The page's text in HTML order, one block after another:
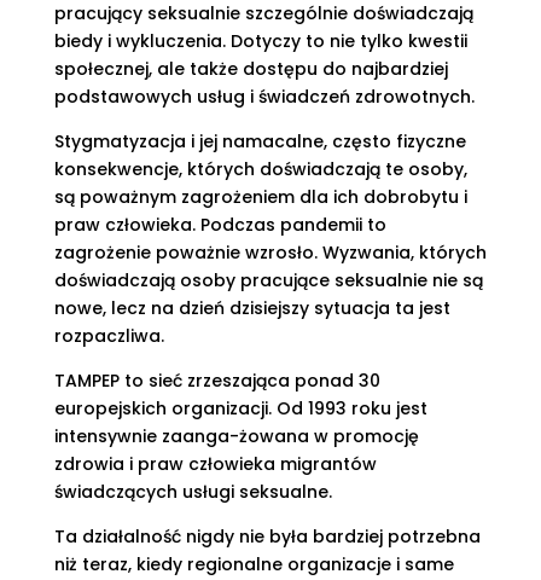
pracujący seksualnie szczególnie doświadczają
biedy i wykluczenia. Dotyczy to nie tylko kwestii
społecznej, ale także dostępu do najbardziej
podstawowych usług i świadczeń zdrowotnych.
Stygmatyzacja i jej namacalne, często fizyczne
konsekwencje, których doświadczają te osoby,
są poważnym zagrożeniem dla ich dobrobytu i
praw człowieka. Podczas pandemii to
zagrożenie poważnie wzrosło. Wyzwania, których
doświadczają osoby pracujące seksualnie nie są
nowe, lecz na dzień dzisiejszy sytuacja ta jest
rozpaczliwa.
TAMPEP to sieć zrzeszająca ponad 30
europejskich organizacji. Od 1993 roku jest
intensywnie zaanga-żowana w promocję
zdrowia i praw człowieka migrantów
świadczących usługi seksualne.
Ta działalność nigdy nie była bardziej potrzebna
niż teraz, kiedy regionalne organizacje i same